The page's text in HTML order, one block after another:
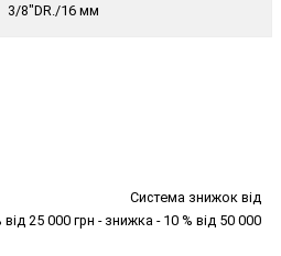
16 мм
Система знижок від
25 000 грн - знижка - 10 % від 50 000